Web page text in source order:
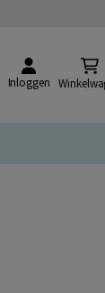
Inloggen